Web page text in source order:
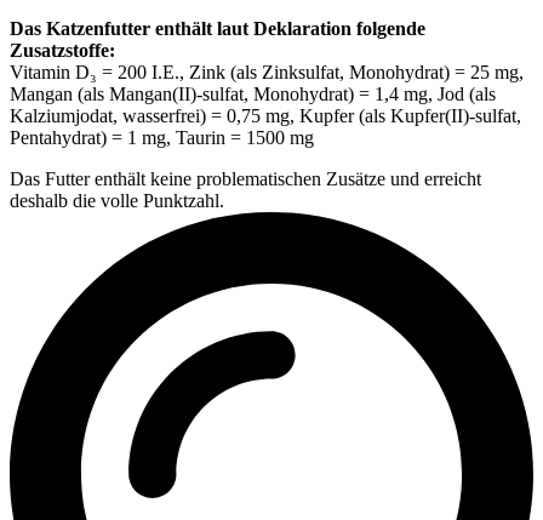
Das Katzenfutter enthält laut Deklaration folgende
Zusatzstoffe:
Vitamin D₃ = 200 I.E., Zink (als Zinksulfat, Monohydrat) = 25 mg,
Mangan (als Mangan(II)-sulfat, Monohydrat) = 1,4 mg, Jod (als
Kalziumjodat, wasserfrei) = 0,75 mg, Kupfer (als Kupfer(II)-sulfat,
Pentahydrat) = 1 mg, Taurin = 1500 mg
Das Futter enthält keine problematischen Zusätze und erreicht
deshalb die volle Punktzahl.